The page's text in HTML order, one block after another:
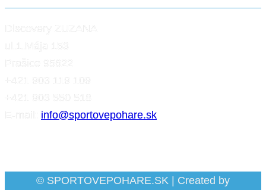
info@sportovepohare.sk
© SPORTOVEPOHARE.SK | Created by